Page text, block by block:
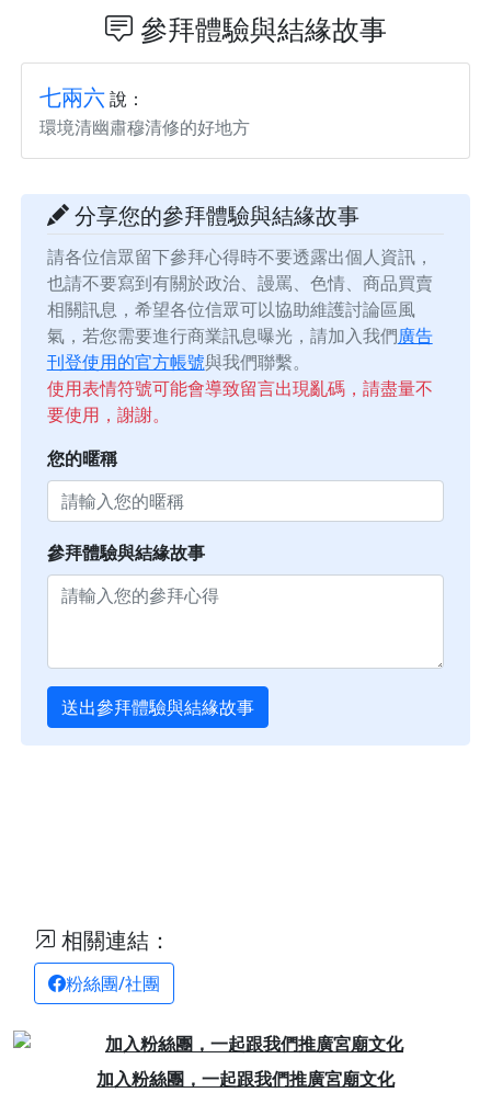
參拜體驗與結緣故事
七兩六說：
環境清幽肅穆清修的好地方
分享您的參拜體驗與結緣故事
請各位信眾留下參拜心得時不要透露出個人資訊，
也請不要寫到有關於政治、謾罵、色情、商品買賣
相關訊息，希望各位信眾可以協助維護討論區風
氣，若您需要進行商業訊息曝光，請加入我們廣告
刊登使用的官方帳號與我們聯繫。
使用表情符號可能會導致留言出現亂碼，請盡量不
要使用，謝謝。
您的暱稱
參拜體驗與結緣故事
送出參拜體驗與結緣故事
相關連結：
粉絲團/社團
加入粉絲團，一起跟我們推廣宮廟文化
Previous